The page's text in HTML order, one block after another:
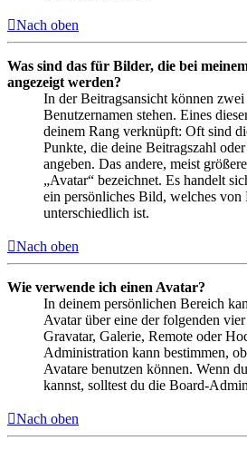
Nach oben
Was sind das für Bilder, die bei
angezeigt werden?
In der Beitragsansicht können
Benutzernamen stehen. Eines
deinem Rang verknüpft: Oft sind
Punkte, die deine Beitragszahl
angeben. Das andere, meist
„Avatar“ bezeichnet. Es handelt
ein persönliches Bild, welches von
unterschiedlich ist.
Nach oben
Wie verwende ich einen Avatar?
In deinem persönlichen Bereich
Avatar über eine der folgenden
Gravatar, Galerie, Remote oder
Administration kann bestimmen,
Avatare benutzen können. Wenn
kannst, solltest du die Board-
Nach oben